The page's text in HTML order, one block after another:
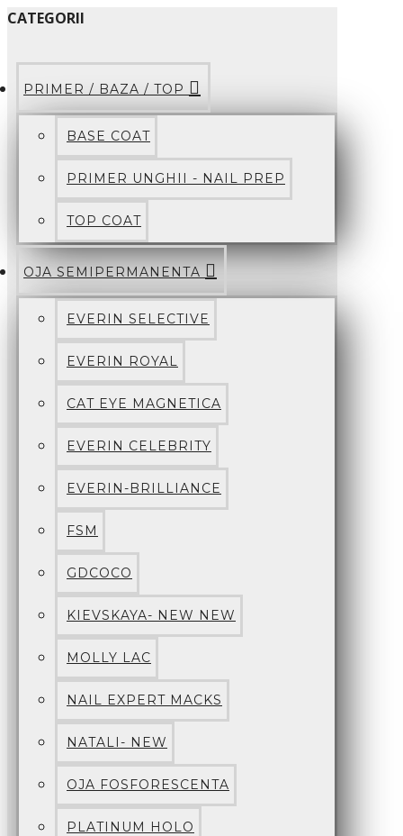
CATEGORII
PRIMER / BAZA / TOP
BASE COAT
PRIMER UNGHII - NAIL PREP
TOP COAT
OJA SEMIPERMANENTA
EVERIN SELECTIVE
EVERIN ROYAL
CAT EYE MAGNETICA
EVERIN CELEBRITY
EVERIN-BRILLIANCE
FSM
GDCOCO
KIEVSKAYA- NEW NEW
MOLLY LAC
NAIL EXPERT MACKS
NATALI- NEW
OJA FOSFORESCENTA
PLATINUM HOLO